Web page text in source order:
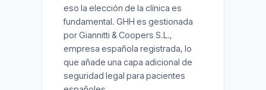
eso la elección de la clínica es
fundamental. GHH es gestionada
por Giannitti & Coopers S.L.,
empresa española registrada, lo
que añade una capa adicional de
seguridad legal para pacientes